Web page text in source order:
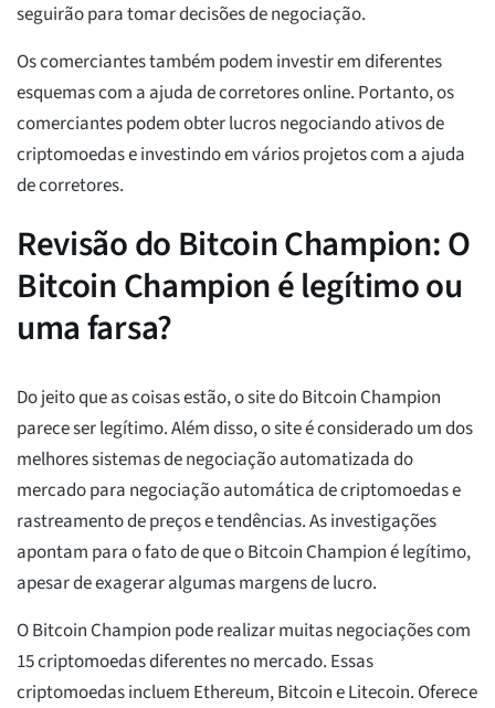
seguirão para tomar decisões de negociação.
Os comerciantes também podem investir em diferentes
esquemas com a ajuda de corretores online. Portanto, os
comerciantes podem obter lucros negociando ativos de
criptomoedas e investindo em vários projetos com a ajuda
de corretores.
Revisão do Bitcoin Champion: O
Bitcoin Champion é legítimo ou
uma farsa?
Do jeito que as coisas estão, o site do Bitcoin Champion
parece ser legítimo. Além disso, o site é considerado um dos
melhores sistemas de negociação automatizada do
mercado para negociação automática de criptomoedas e
rastreamento de preços e tendências. As investigações
apontam para o fato de que o Bitcoin Champion é legítimo,
apesar de exagerar algumas margens de lucro.
O Bitcoin Champion pode realizar muitas negociações com
15 criptomoedas diferentes no mercado. Essas
criptomoedas incluem Ethereum, Bitcoin e Litecoin. Oferece